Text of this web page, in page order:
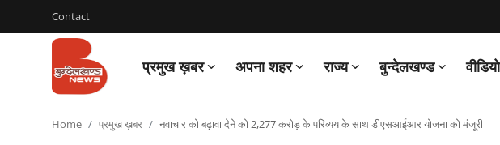
Contact
प्रमुख ख़बर अपना शहर राज्य बुन्देलखण्ड वीडियो
Login
Home प्रमुख ख़बर नवाचार को बढ़ावा देने को 2,277 करोड़ के परिव्यय के साथ डीएसआईआर योजना को मंजूरी